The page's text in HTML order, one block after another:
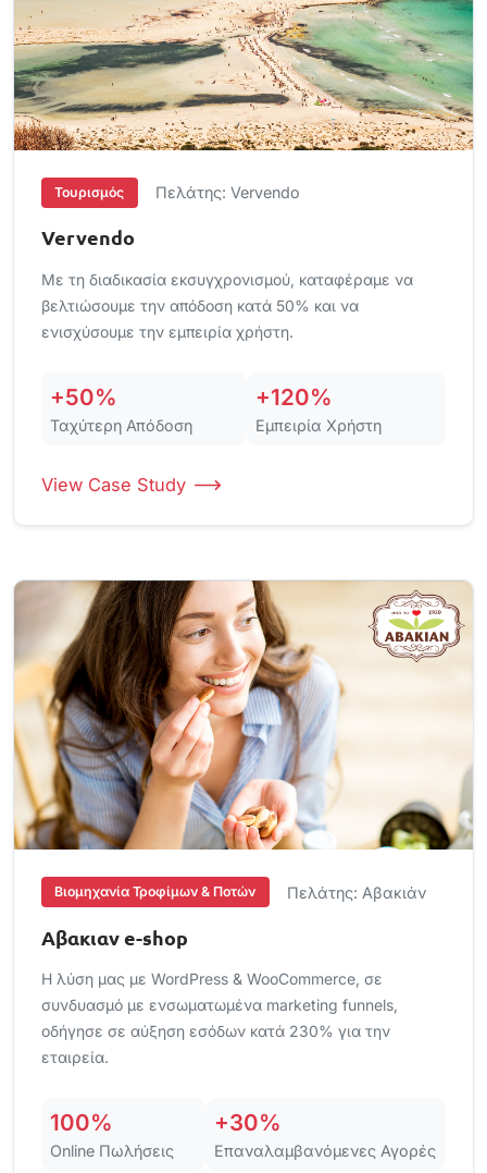
Τουρισμός Πελάτης: Vervendo
Vervendo
Με τη διαδικασία εκσυγχρονισμού, καταφέραμε να
βελτιώσουμε την απόδοση κατά 50% και να
ενισχύσουμε την εμπειρία χρήστη.
+50%
Ταχύτερη Απόδοση
+120%
Εμπειρία Χρήστη
View Case Study
Βιομηχανία Τροφίμων & Ποτών Πελάτης: Αβακιάν
Αβακιαν e-shop
Η λύση μας με WordPress & WooCommerce, σε
συνδυασμό με ενσωματωμένα marketing funnels,
οδήγησε σε αύξηση εσόδων κατά 230% για την
εταιρεία.
100%
Online Πωλήσεις
+30%
Επαναλαμβανόμενες Αγορές